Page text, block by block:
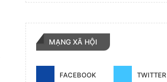
MẠNG XÃ HỘI
FACEBOOK TWITTER